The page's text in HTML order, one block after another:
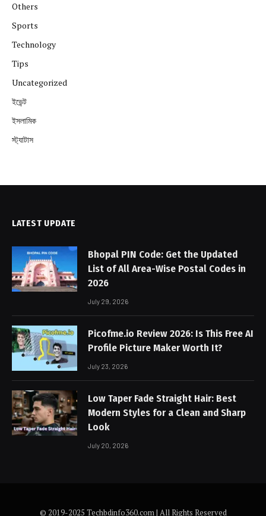
Others
Sports
Technology
Tips
Uncategorized
ইভেন্ট
ইসলামিক
স্ট্যাটাস
LATEST UPDATE
Bhopal PIN Code: Get the Updated
List of All Area-Wise Postal Codes in
2026
July 29, 2026
Picofme.io Review 2026: Is This Free AI
Profile Picture Maker Worth It?
July 23, 2026
Low Taper Fade Straight Hair: Best
Modern Styles for a Clean and Sharp
Look
July 20, 2026
© 2019-2025 Techbdinfo360.com | All Rights Reserved